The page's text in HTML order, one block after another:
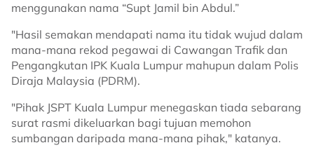
menggunakan nama “Supt Jamil bin Abdul.”
"Hasil semakan mendapati nama itu tidak wujud dalam
mana-mana rekod pegawai di Cawangan Trafik dan
Pengangkutan IPK Kuala Lumpur mahupun dalam Polis
Diraja Malaysia (PDRM).
"Pihak JSPT Kuala Lumpur menegaskan tiada sebarang
surat rasmi dikeluarkan bagi tujuan memohon
sumbangan daripada mana-mana pihak," katanya.